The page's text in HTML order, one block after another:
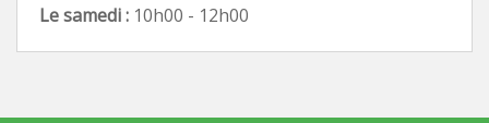
Le samedi : 10h00 - 12h00